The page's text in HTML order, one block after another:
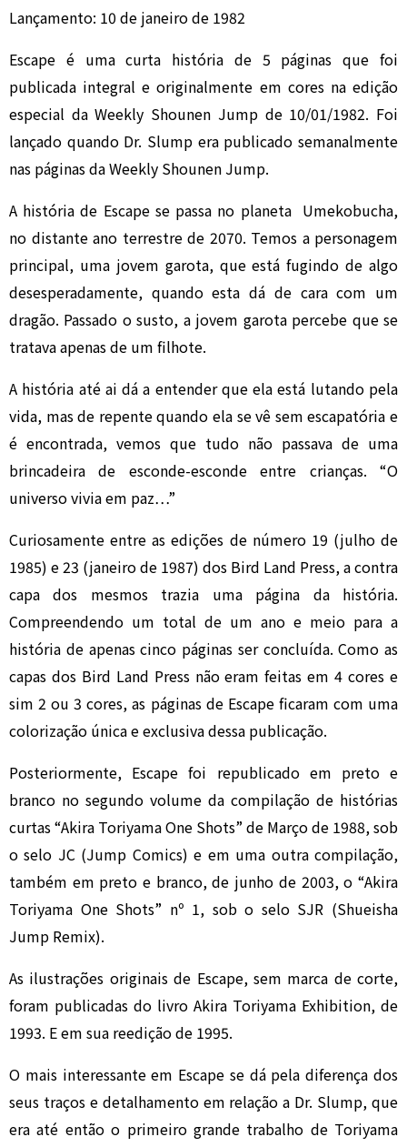
Lançamento: 10 de janeiro de 1982
Escape é uma curta história de 5 páginas que foi
publicada integral e originalmente em cores na edição
especial da Weekly Shounen Jump de 10/01/1982. Foi
lançado quando Dr. Slump era publicado semanalmente
nas páginas da Weekly Shounen Jump.
A história de Escape se passa no planeta Umekobucha,
no distante ano terrestre de 2070. Temos a personagem
principal, uma jovem garota, que está fugindo de algo
desesperadamente, quando esta dá de cara com um
dragão. Passado o susto, a jovem garota percebe que se
tratava apenas de um filhote.
A história até ai dá a entender que ela está lutando pela
vida, mas de repente quando ela se vê sem escapatória e
é encontrada, vemos que tudo não passava de uma
brincadeira de esconde-esconde entre crianças. “O
universo vivia em paz…”
Curiosamente entre as edições de número 19 (julho de
1985) e 23 (janeiro de 1987) dos Bird Land Press, a contra
capa dos mesmos trazia uma página da história.
Compreendendo um total de um ano e meio para a
história de apenas cinco páginas ser concluída. Como as
capas dos Bird Land Press não eram feitas em 4 cores e
sim 2 ou 3 cores, as páginas de Escape ficaram com uma
colorização única e exclusiva dessa publicação.
Posteriormente, Escape foi republicado em preto e
branco no segundo volume da compilação de histórias
curtas “Akira Toriyama One Shots” de Março de 1988, sob
o selo JC (Jump Comics) e em uma outra compilação,
também em preto e branco, de junho de 2003, o “Akira
Toriyama One Shots” nº 1, sob o selo SJR (Shueisha
Jump Remix).
As ilustrações originais de Escape, sem marca de corte,
foram publicadas do livro Akira Toriyama Exhibition, de
1993. E em sua reedição de 1995.
O mais interessante em Escape se dá pela diferença dos
seus traços e detalhamento em relação a Dr. Slump, que
era até então o primeiro grande trabalho de Toriyama